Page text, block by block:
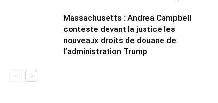
Massachusetts : Andrea Campbell
conteste devant la justice les
nouveaux droits de douane de
l’administration Trump